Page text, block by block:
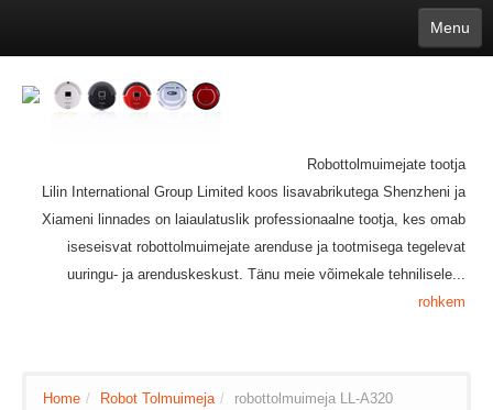
Menu
Deutsch
Português 日本語
bāṅlā Norsk
Türkçe
Ўзбек тили
india Tiếng Việt íslenska Estonia Bulgarian
Ukrainian Slovenčina
Robottolmuimejate tootja
Lilin International Group Limited koos lisavabrikutega Shenzheni ja
Xiameni linnades on laiaulatuslik professionaalne tootja, kes omab
iseseisvat robottolmuimejate arenduse ja tootmisega tegelevat
uuringu- ja arenduskeskust. Tänu meie võimekale tehnilisele...
rohkem
Home / Robot Tolmuimeja / robottolmuimeja LL-A320